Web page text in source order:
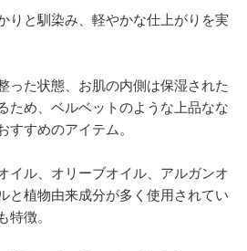
りと馴染み、軽やかな仕上がりを実
った状態、お肌の内側は保湿された
ため、ベルベットのような上品なな
すすめのアイテム。
イル、オリーブオイル、アルガンオ
と植物由来成分が多く使用されてい
特徴。